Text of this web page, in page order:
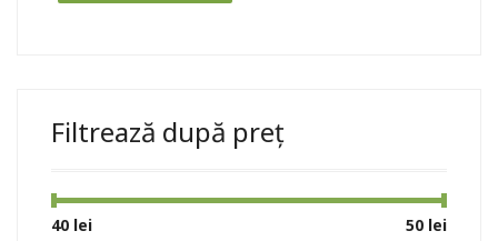
Filtrează după preț
Preț
Preț
40 lei 50 lei